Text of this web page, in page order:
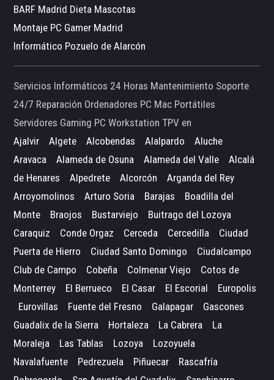
BARF Madrid Dieta Mascotas
Montaje PC Gamer Madrid
Informático Pozuelo de Alarcón
Servicios Informáticos 24 Horas Mantenimiento Soporte
24/7 Reparación Ordenadores PC Mac Portátiles
Servidores Gaming PC Workstation TPV en
Ajalvir
Algete Alcobendas Alalpardo
Aluche
Aravaca
Alameda de Osuna Alameda del Valle
Alcalá
de Henares
Alpedrete Alcorcón
Arganda del Rey
Arroyomolinos
Arturo Soria Barajas
Boadilla del
Monte
Braojos Bustarviejo
Buitrago del Lozoya
Caraquiz
Conde Orgaz Cerceda Cercedilla
Ciudad
Puerta de Hierro
Ciudad Santo Domingo
Ciudalcampo
Club de Campo
Cobeña Colmenar Viejo
Cotos de
Monterrey
El Berrueco El Casar El Escorial
Europolis
Eurovillas
Fuente del Fresno Galapagar
Gascones
Guadalix de la Sierra
Hortaleza La Cabrera
La
Moraleja
Las Tablas Lozoya
Lozoyuela
Navalafuente
Pedrezuela Piñuecar
Rascafría